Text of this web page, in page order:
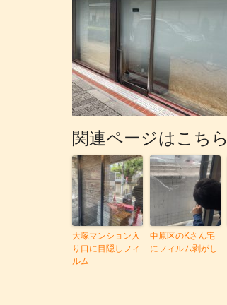
関連ページはこちら
大塚マンション入
り口に目隠しフィ
ルム
中原区のKさん宅
にフィルム剥がし